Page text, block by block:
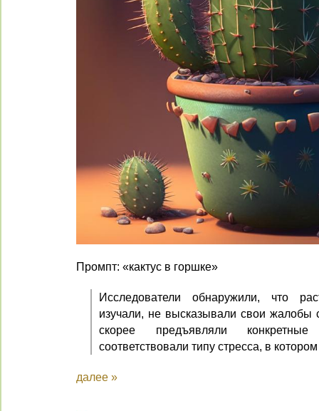
Промпт: «кактус в горшке»
Исследователи обнаружили, что
изучали, не высказывали свои жалобы
скорее предъявляли
соответствовали типу стресса, в
далее »